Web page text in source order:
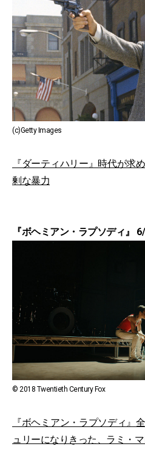
(c)Getty Images
『ダーティハリー』時代が求
剰な暴力
『ボヘミアン・ラプソディ』
© 2018 Twentieth Century Fox
『ボヘミアン・ラプソディ』
ュリーになりきった、ラミ・